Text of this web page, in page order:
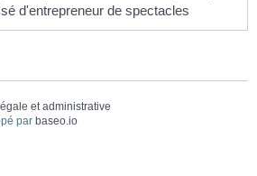
d'entrepreneur de spectacles
et administrative
par baseo.io